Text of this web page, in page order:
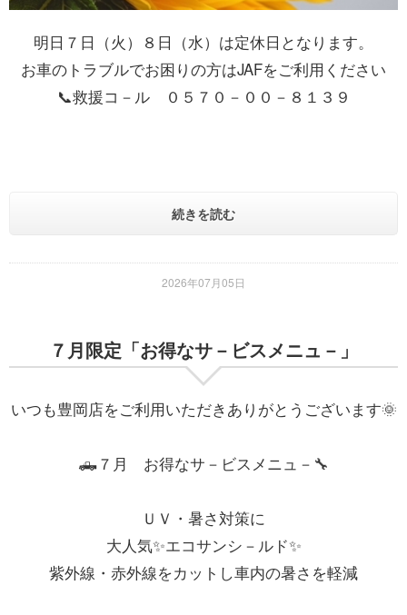
明日７日（火）８日（水）は定休日となります。
お車のトラブルでお困りの方はJAFをご利用ください
📞救援コ－ル ０５７０－００－８１３９
続きを読む
2026年07月05日
７月限定「お得なサ－ビスメニュ－」
いつも豊岡店をご利用いただきありがとうございます🌞
🛻７月 お得なサ－ビスメニュ－🔧
ＵＶ・暑さ対策に
大人気✨エコサンシ－ルド✨
紫外線・赤外線をカットし車内の暑さを軽減